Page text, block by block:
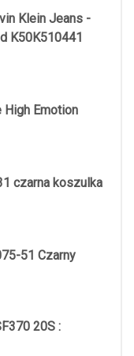
Klein Jeans -
K50K510441
Emotion
czarna koszulka
51 Czarny
20S :